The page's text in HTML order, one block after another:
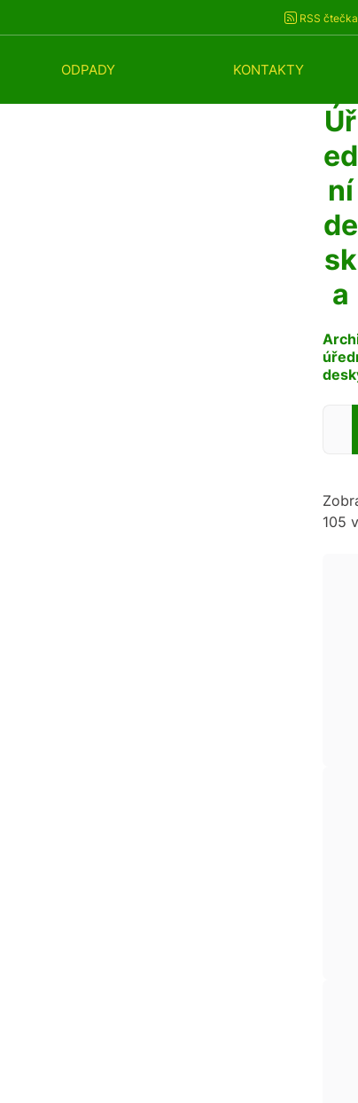
RSS čtečka
ODPADY KONTAKTY
Úř
ed
ní
de
sk
a
105